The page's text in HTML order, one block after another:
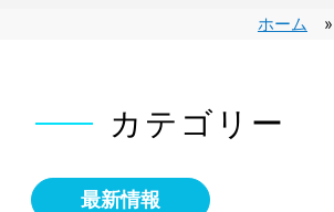
ホーム
カテゴリー
最新情報